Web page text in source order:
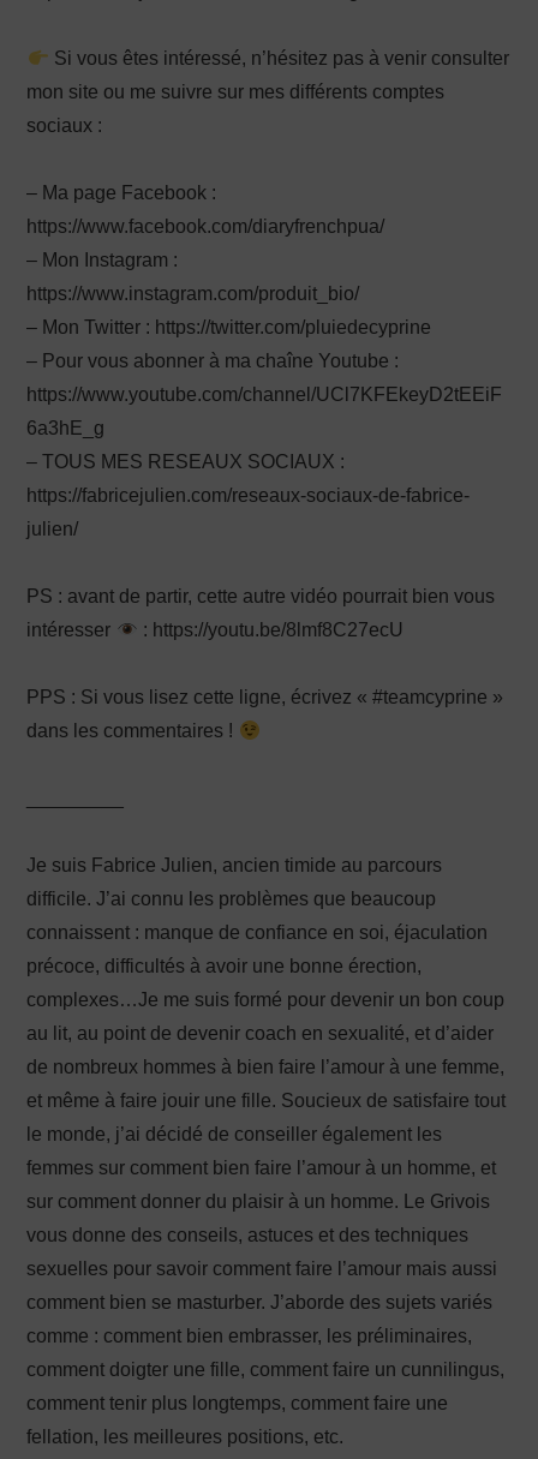
Si vous êtes intéressé, n’hésitez pas à venir consulter
mon site ou me suivre sur mes différents comptes
sociaux :
– Ma page Facebook :
https://www.facebook.com/diaryfrenchpua/
– Mon Instagram :
https://www.instagram.com/produit_bio/
– Mon Twitter : https://twitter.com/pluiedecyprine
– Pour vous abonner à ma chaîne Youtube :
https://www.youtube.com/channel/UCl7KFEkeyD2tEEiF
6a3hE_g
– TOUS MES RESEAUX SOCIAUX :
https://fabricejulien.com/reseaux-sociaux-de-fabrice-
julien/
PS : avant de partir, cette autre vidéo pourrait bien vous
intéresser
: https://youtu.be/8lmf8C27ecU
PPS : Si vous lisez cette ligne, écrivez « #teamcyprine »
dans les commentaires !
Je suis Fabrice Julien, ancien timide au parcours
difficile. J’ai connu les problèmes que beaucoup
connaissent : manque de confiance en soi, éjaculation
précoce, difficultés à avoir une bonne érection,
complexes…Je me suis formé pour devenir un bon coup
au lit, au point de devenir coach en sexualité, et d’aider
de nombreux hommes à bien faire l’amour à une femme,
et même à faire jouir une fille. Soucieux de satisfaire tout
le monde, j’ai décidé de conseiller également les
femmes sur comment bien faire l’amour à un homme, et
sur comment donner du plaisir à un homme. Le Grivois
vous donne des conseils, astuces et des techniques
sexuelles pour savoir comment faire l’amour mais aussi
comment bien se masturber. J’aborde des sujets variés
comme : comment bien embrasser, les préliminaires,
comment doigter une fille, comment faire un cunnilingus,
comment tenir plus longtemps, comment faire une
fellation, les meilleures positions, etc.